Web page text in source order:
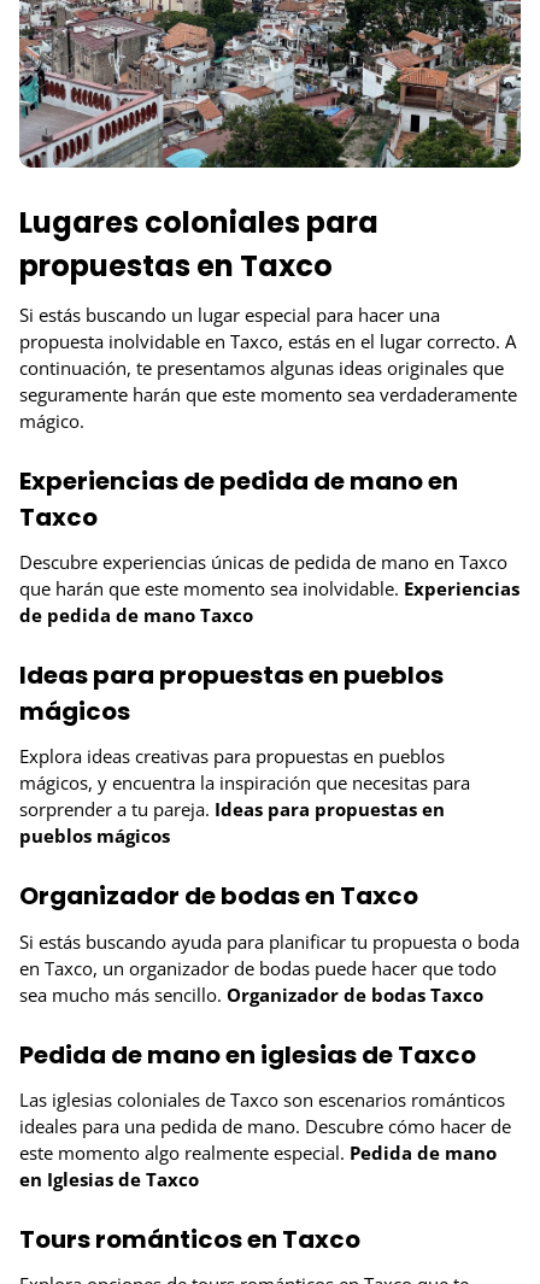
Lugares coloniales para
propuestas en Taxco
Si estás buscando un lugar especial para hacer una
propuesta inolvidable en Taxco, estás en el lugar correcto. A
continuación, te presentamos algunas ideas originales que
seguramente harán que este momento sea verdaderamente
mágico.
Experiencias de pedida de mano en
Taxco
Descubre experiencias únicas de pedida de mano en Taxco
que harán que este momento sea inolvidable. Experiencias
de pedida de mano Taxco
Ideas para propuestas en pueblos
mágicos
Explora ideas creativas para propuestas en pueblos
mágicos, y encuentra la inspiración que necesitas para
sorprender a tu pareja. Ideas para propuestas en
pueblos mágicos
Organizador de bodas en Taxco
Si estás buscando ayuda para planificar tu propuesta o boda
en Taxco, un organizador de bodas puede hacer que todo
sea mucho más sencillo. Organizador de bodas Taxco
Pedida de mano en iglesias de Taxco
Las iglesias coloniales de Taxco son escenarios románticos
ideales para una pedida de mano. Descubre cómo hacer de
este momento algo realmente especial. Pedida de mano
en Iglesias de Taxco
Tours románticos en Taxco